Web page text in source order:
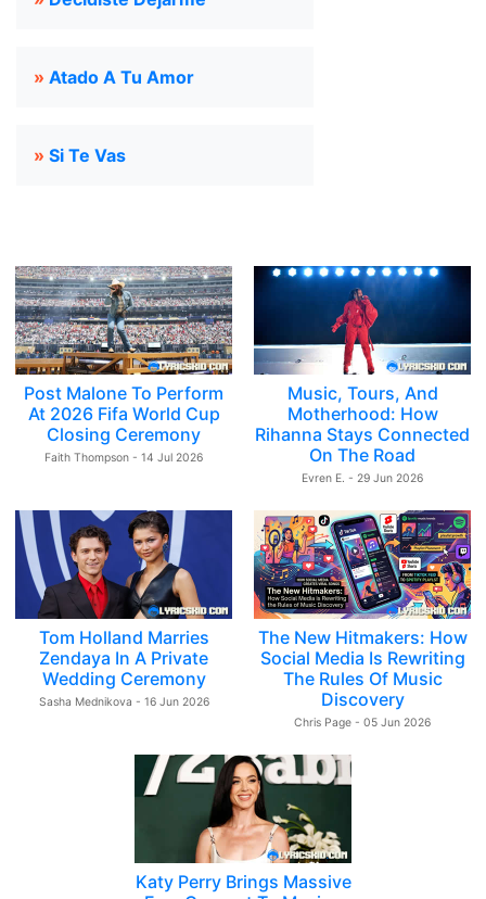
» Atado A Tu Amor
» Si Te Vas
Post Malone To Perform
At 2026 Fifa World Cup
Closing Ceremony
Faith Thompson - 14 Jul 2026
Music, Tours, And
Motherhood: How
Rihanna Stays Connected
On The Road
Evren E. - 29 Jun 2026
Tom Holland Marries
Zendaya In A Private
Wedding Ceremony
Sasha Mednikova - 16 Jun 2026
The New Hitmakers: How
Social Media Is Rewriting
The Rules Of Music
Discovery
Chris Page - 05 Jun 2026
Katy Perry Brings Massive